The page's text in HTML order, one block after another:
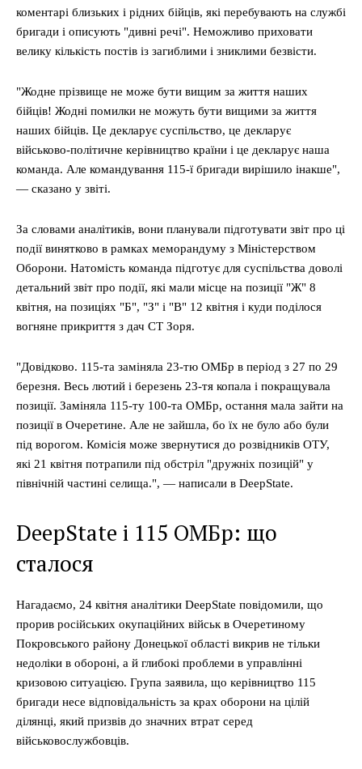
коментарі близьких і рідних бійців, які перебувають на службі
бригади і описують "дивні речі". Неможливо приховати
велику кількість постів із загиблими і зниклими безвісти.
"Жодне прізвище не може бути вищим за життя наших
бійців! Жодні помилки не можуть бути вищими за життя
наших бійців. Це декларує суспільство, це декларує
військово-політичне керівництво країни і це декларує наша
команда. Але командування 115-ї бригади вирішило інакше",
— сказано у звіті.
За словами аналітиків, вони планували підготувати звіт про ці
події винятково в рамках меморандуму з Міністерством
Оборони. Натомість команда підготує для суспільства доволі
детальний звіт про події, які мали місце на позиції "Ж" 8
квітня, на позиціях "Б", "З" і "В" 12 квітня і куди поділося
вогняне прикриття з дач СТ Зоря.
"Довідково. 115-та заміняла 23-тю ОМБр в період з 27 по 29
березня. Весь лютий і березень 23-тя копала і покращувала
позиції. Заміняла 115-ту 100-та ОМБр, остання мала зайти на
позиції в Очеретине. Але не зайшла, бо їх не було або були
під ворогом. Комісія може звернутися до розвідників ОТУ,
які 21 квітня потрапили під обстріл "дружніх позицій" у
північній частині селища.", — написали в DeepState.
DeepState і 115 ОМБр: що
сталося
Нагадаємо, 24 квітня аналітики DeepState повідомили, що
прорив російських окупаційних військ в Очеретиному
Покровського району Донецької області викрив не тільки
недоліки в обороні, а й глибокі проблеми в управлінні
кризовою ситуацією. Група заявила, що керівництво 115
бригади несе відповідальність за крах оборони на цілій
ділянці, який призвів до значних втрат серед
військовослужбовців.